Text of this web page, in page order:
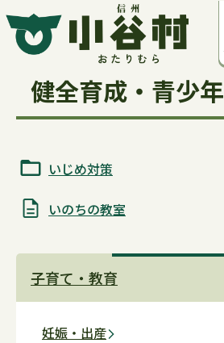
健全育成・青少年
いじめ対策
いのちの教室
子育て・教育
妊娠・出産